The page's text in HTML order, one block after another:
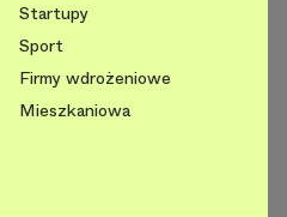
Startupy
Sport
Firmy wdrożeniowe
Mieszkaniowa